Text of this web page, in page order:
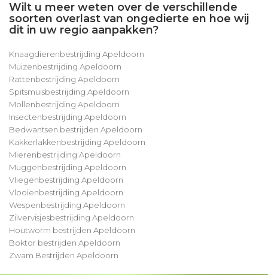
Wilt u meer weten over de verschillende
soorten overlast van ongedierte en hoe wij
dit in uw regio aanpakken?
Knaagdierenbestrijding Apeldoorn
Muizenbestrijding Apeldoorn
Rattenbestrijding Apeldoorn
Spitsmuisbestrijding Apeldoorn
Mollenbestrijding Apeldoorn
Insectenbestrijding Apeldoorn
Bedwantsen bestrijden Apeldoorn
Kakkerlakkenbestrijding Apeldoorn
Mierenbestrijding Apeldoorn
Muggenbestrijding Apeldoorn
Vliegenbestrijding Apeldoorn
Vlooienbestrijding Apeldoorn
Wespenbestrijding Apeldoorn
Zilvervisjesbestrijding Apeldoorn
Houtworm bestrijden Apeldoorn
Boktor bestrijden Apeldoorn
Zwam Bestrijden Apeldoorn